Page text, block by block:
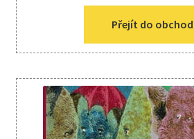
Přejít do